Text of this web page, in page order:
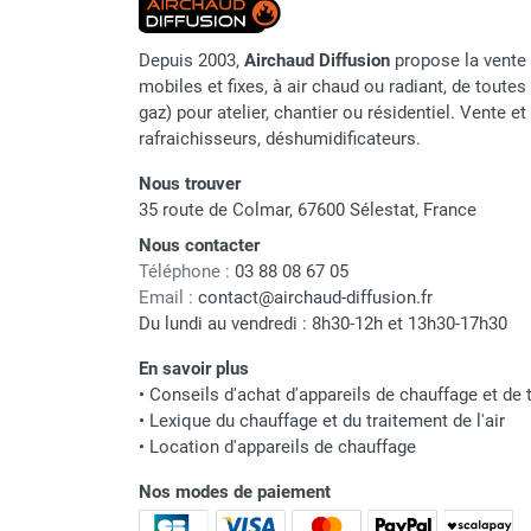
Parasol chauffant et radiant
infrarouge sur mât
Parasol chauffant à gaz
Parasol chauffant et radiant sur
mât électrique
Chauffage infrarouge fixe mur et
Chauffage radiant électrique
Chauffage Infrarouge électrique fixe
Panneau rayonnant
suspendu
Réglette et cassette rayonnante
Chauffage tube radiant et radiant
lumineux au gaz
Chauffage radiant tube suspendu
au gaz
Câble froid
Type de câble froid
Température de câble
Garantie
d'installation
Homologation
Tolérance de résistance
Depuis 2003, Airchaud Diffusion propose la
mobiles et fixes, à air chaud ou radiant, de
gaz) pour atelier, chantier ou résidentiel. Vente
rafraichisseurs, déshumidificateurs.
Nous trouver
35 route de Colmar, 67600 Sélestat, France
Nous contacter
Téléphone : 03 88 08 67 05
Email : contact@airchaud-diffusion.fr
Du lundi au vendredi : 8h30-12h et 13h30-17h30
En savoir plus
• Conseils d'achat d'appareils de chauffage et de
• Lexique du chauffage et du traitement de l'air
• Location d'appareils de chauffage
Nos modes de paiement